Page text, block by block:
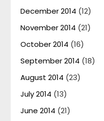
December 2014 (12)
November 2014 (21)
October 2014 (16)
September 2014 (18)
August 2014 (23)
July 2014 (13)
June 2014 (21)